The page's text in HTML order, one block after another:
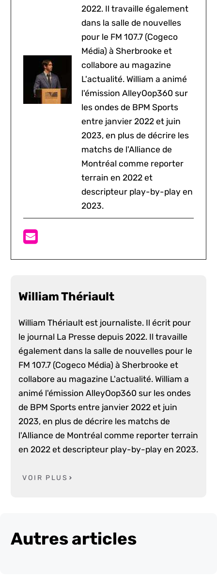
2022. Il travaille également
dans la salle de nouvelles
pour le FM 107.7 (Cogeco
Média) à Sherbrooke et
collabore au magazine
L'actualité. William a animé
l'émission AlleyOop360 sur
les ondes de BPM Sports
entre janvier 2022 et juin
2023, en plus de décrire les
matchs de l'Alliance de
Montréal comme reporter
terrain en 2022 et
descripteur play-by-play en
2023.
William Thériault
William Thériault est journaliste. Il écrit pour
le journal La Presse depuis 2022. Il travaille
également dans la salle de nouvelles pour le
FM 107.7 (Cogeco Média) à Sherbrooke et
collabore au magazine L'actualité. William a
animé l'émission AlleyOop360 sur les ondes
de BPM Sports entre janvier 2022 et juin
2023, en plus de décrire les matchs de
l'Alliance de Montréal comme reporter terrain
en 2022 et descripteur play-by-play en 2023.
VOIR PLUS
Autres articles